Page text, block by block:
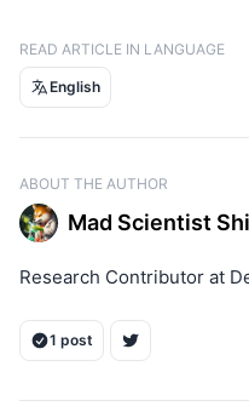
@hildobby, Dune
Pendle Dashboard
Arbiscan
READ ARTICLE IN LANGUAGE
English
ABOUT THE AUTHOR
Mad Scientist
Research Contributor at
1 post